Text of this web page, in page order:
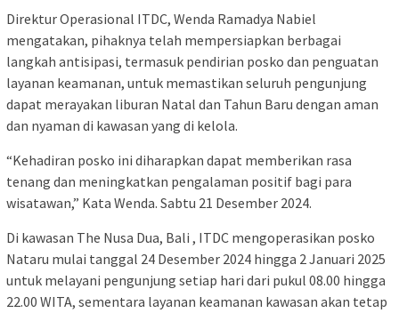
Direktur Operasional ITDC, Wenda Ramadya Nabiel
mengatakan, pihaknya telah mempersiapkan berbagai
langkah antisipasi, termasuk pendirian posko dan penguatan
layanan keamanan, untuk memastikan seluruh pengunjung
dapat merayakan liburan Natal dan Tahun Baru dengan aman
dan nyaman di kawasan yang di kelola.
“Kehadiran posko ini diharapkan dapat memberikan rasa
tenang dan meningkatkan pengalaman positif bagi para
wisatawan,” Kata Wenda. Sabtu 21 Desember 2024.
Di kawasan The Nusa Dua, Bali , ITDC mengoperasikan posko
Nataru mulai tanggal 24 Desember 2024 hingga 2 Januari 2025
untuk melayani pengunjung setiap hari dari pukul 08.00 hingga
22.00 WITA, sementara layanan keamanan kawasan akan tetap